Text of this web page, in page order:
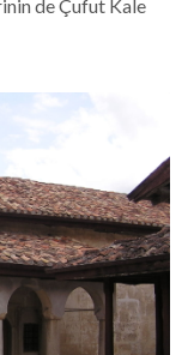
de Çufut Kale